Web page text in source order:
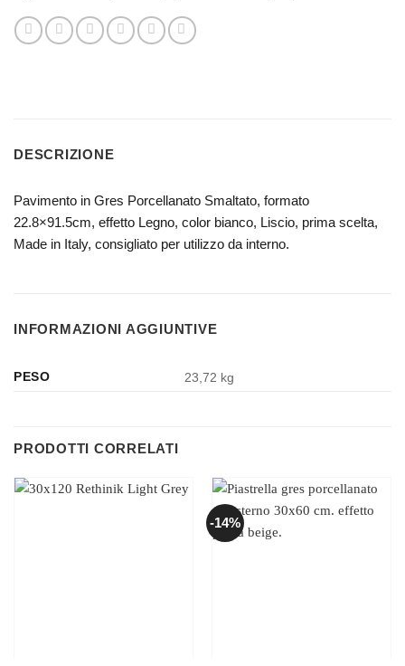
DESCRIZIONE
Pavimento in Gres Porcellanato Smaltato, formato
22.8×91.5cm, effetto Legno, color bianco, Liscio, prima scelta,
Made in Italy, consigliato per utilizzo da interno.
INFORMAZIONI AGGIUNTIVE
PESO 23,72 kg
PRODOTTI CORRELATI
-14%